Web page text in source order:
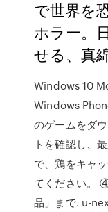
で世界を
ホラー。
せる、真
Windows 10
Windows
のゲームをダ
トを確認し、
で、鶏をキャ
てください。
品」まで. u-